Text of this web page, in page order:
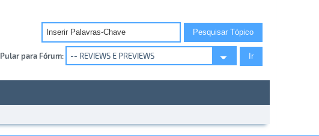
Pular para Fórum: